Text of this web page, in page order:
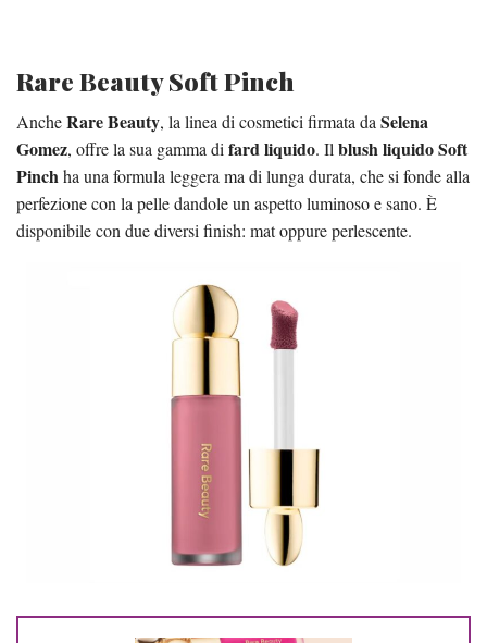
Rare Beauty Soft Pinch
AncheRare Beauty, la linea di cosmetici firmata da Selena
Gomez, offre la sua gamma di fard liquido. Il blush liquido Soft
Pinchha una formula leggera ma di lunga durata, che si fonde alla
perfezione con la pelle dandole un aspetto luminoso e sano. È
disponibile con due diversi finish: mat oppure perlescente.